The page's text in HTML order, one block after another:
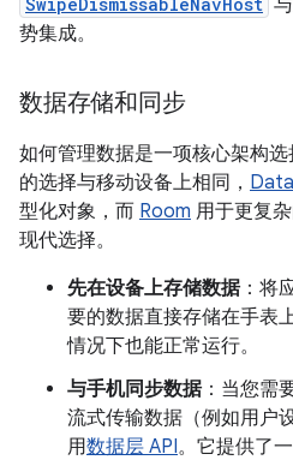
势集成。
数据存储和同步
如何管理数据是一项核心架构
的选择与移动设备上相同，
型化对象，而 Room 用于更复
现代选择。
先在设备上存储数据：将
要的数据直接存储在手表
情况下也能正常运行。
与手机同步数据：当您需
流式传输数据（例如用户
用数据层 API。它提供了